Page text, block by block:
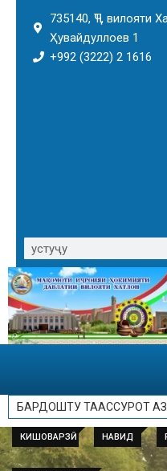
735140, ҶТ, вилояти
Ҳувайдуллоев 1
+992 (3222) 2 1616
КИШОВАРЗӢ НАВИД